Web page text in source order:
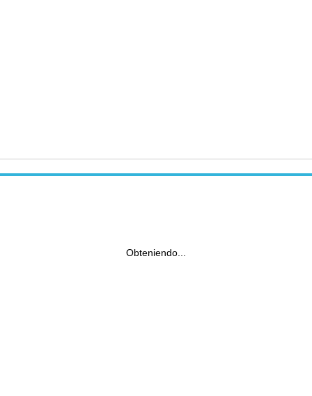
Obteniendo...